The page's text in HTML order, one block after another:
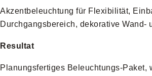
Akzentbeleuchtung für Flexibilität,
Durchgangsbereich, dekorative Wand-
Resultat
Planungsfertiges Beleuchtungs-Paket,